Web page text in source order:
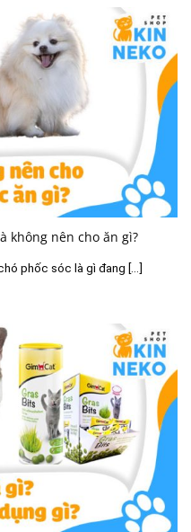
không nên cho ăn gì?
phốc sóc là gì đang [...]